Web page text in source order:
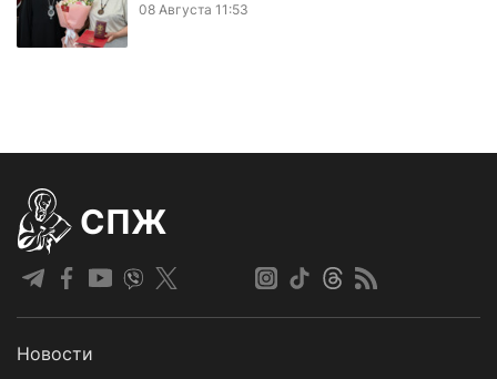
08 Августа 11:53
СПЖ
Новости